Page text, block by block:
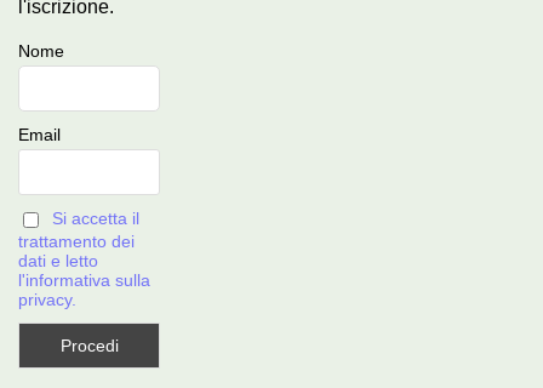
l'iscrizione.
Nome
Email
Si accetta il
trattamento dei
dati e letto
l'informativa sulla
privacy.